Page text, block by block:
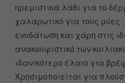
ηρεμιστικά λάδι για το
χαλαρωτικό για τους
ενυδάτωση και χάρη στις
ανακουφιστικό των
ιδανικότερο έλαιο για
Χρησιμοποιείται για